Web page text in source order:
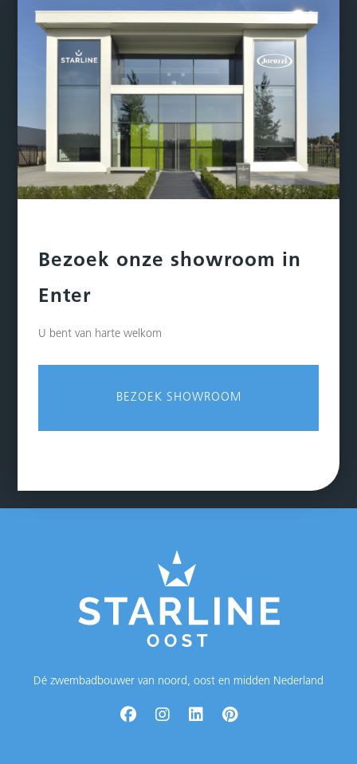
Bezoek onze showroom in
Enter
U bent van harte welkom
BEZOEK SHOWROOM
Dé zwembadbouwer van noord, oost en midden Nederland